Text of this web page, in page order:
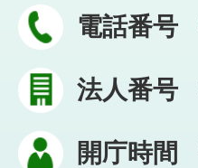
電話番号
法人番号
開庁時間